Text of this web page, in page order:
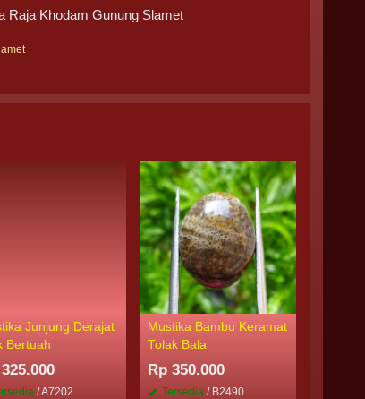
Raja Khodam Gunung Slamet
Junjung Derajat
Bertuah
/ A7202
Mustika Bambu Keramat
Tolak Bala
Rp 350.000
Tersedia / B2490